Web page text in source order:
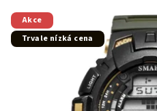
5
Akce
Trvale nízká cena